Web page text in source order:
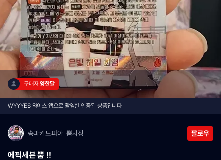
구매자 양한달
WYYYES 와이스 앱으로 촬영한 인증된 상품입니다
송파카드피아_뿜사장 팔로우
에픽세븐 뿜 !!